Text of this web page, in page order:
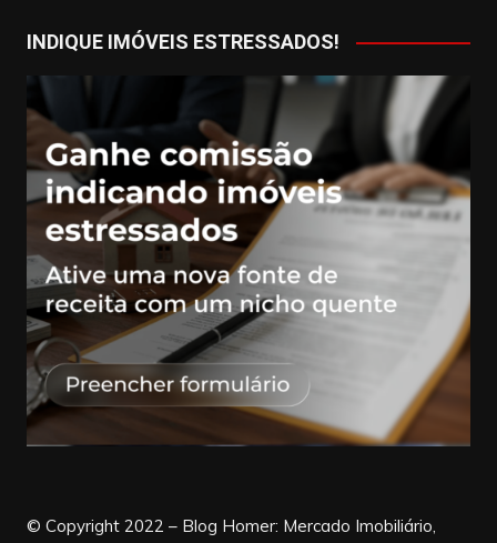
INDIQUE IMÓVEIS ESTRESSADOS!
© Copyright 2022 – Blog Homer: Mercado Imobiliário,